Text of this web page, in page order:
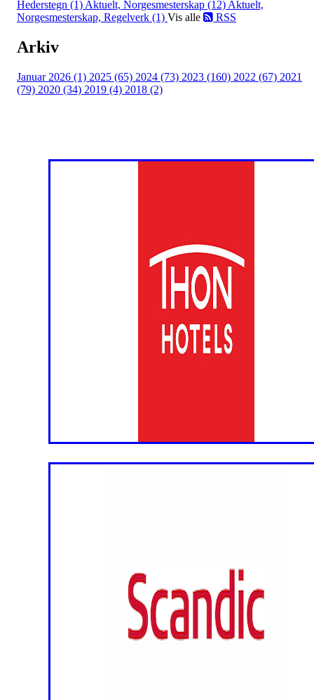
Hederstegn (1) Aktuelt, Norgesmesterskap (12) Aktuelt,
Norgesmesterskap, Regelverk (1) Vis alle RSS
Arkiv
Januar 2026 (1) 2025 (65) 2024 (73) 2023 (160) 2022 (67) 2021
(79) 2020 (34) 2019 (4) 2018 (2)